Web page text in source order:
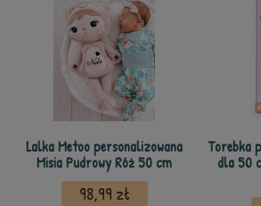
Lalka Metoo personalizowana
Misia Pudrowy Róż 50 cm
98,99 zł
Torebka
dla 50